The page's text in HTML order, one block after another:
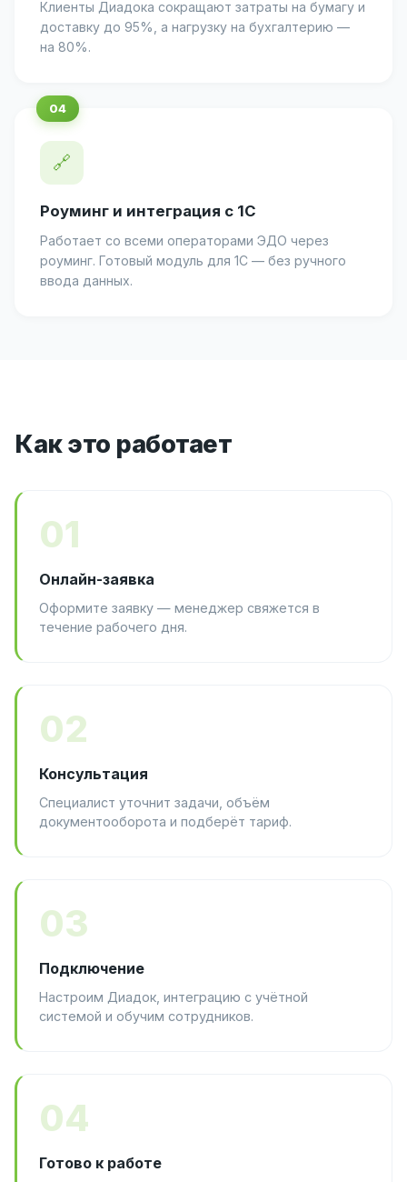
Клиенты Диадока сокращают затраты на бумагу и
доставку до 95%, а нагрузку на бухгалтерию —
на 80%.
🔗
Роуминг и интеграция с 1С
Работает со всеми операторами ЭДО через
роуминг. Готовый модуль для 1С — без ручного
ввода данных.
Как это работает
01
Онлайн-заявка
Оформите заявку — менеджер свяжется в
течение рабочего дня.
02
Консультация
Специалист уточнит задачи, объём
документооборота и подберёт тариф.
03
Подключение
Настроим Диадок, интеграцию с учётной
системой и обучим сотрудников.
04
Готово к работе